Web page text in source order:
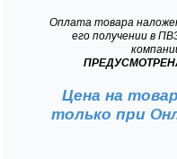
Оплата товара
его получении в
Цена на
только при